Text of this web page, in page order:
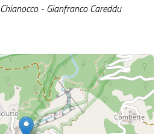
- Gianfranco Careddu